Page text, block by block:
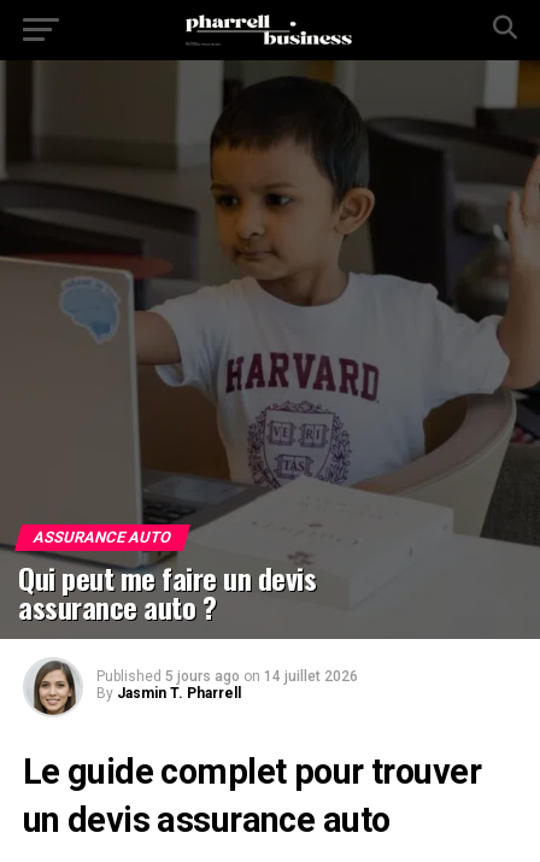
ASSURANCE AUTO
Qui peut me faire un devis
assurance auto ?
Published 5 jours ago on 14 juillet 2026
By Jasmin T. Pharrell
Le guide complet pour trouver
un devis assurance auto